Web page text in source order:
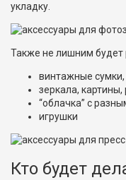
укладку.
Также не лишним будет
винтажные сумки,
зеркала,
“облачка” с
игрушки
Кто будет